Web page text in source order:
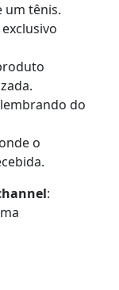
um tênis.
lembrando do
o
: